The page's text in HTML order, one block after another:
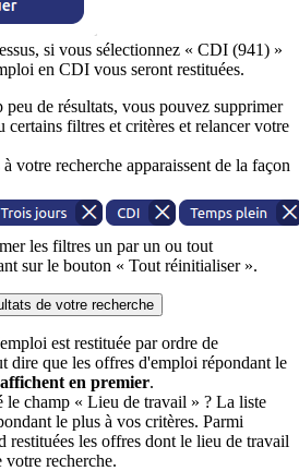
si vous sélectionnez « CDI (941) »
en CDI vous seront restituées.
peu de résultats, vous pouvez supprimer
certains filtres et critères et relancer votre
votre recherche apparaissent de la façon
les filtres un par un ou tout
sur le bouton « Tout réinitialiser ».
de votre recherche
est restituée par ordre de
dire que les offres d'emploi répondant le
en premier.
le champ « Lieu de travail » ? La liste
le plus à vos critères. Parmi
restituées les offres dont le lieu de travail
votre recherche.